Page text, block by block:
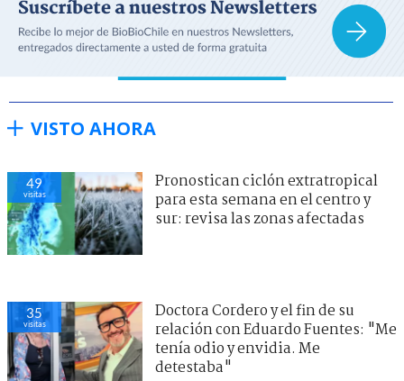
VISTO AHORA
49
visitas
Pronostican ciclón extratropical
para esta semana en el centro y
sur: revisa las zonas afectadas
35
visitas
Doctora Cordero y el fin de su
relación con Eduardo Fuentes: "Me
tenía odio y envidia. Me
detestaba"